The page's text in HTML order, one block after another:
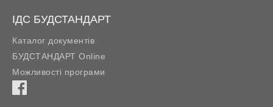
ІДС БУДСТАНДАРТ
Каталог документів
БУДСТАНДАРТ Online
Можливості програми